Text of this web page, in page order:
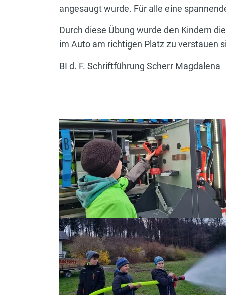
angesaugt wurde. Für alle eine
Durch diese Übung wurde den Kindern
im Auto am richtigen Platz zu verstauen
BI d. F. Schriftführung Scherr Magdalena